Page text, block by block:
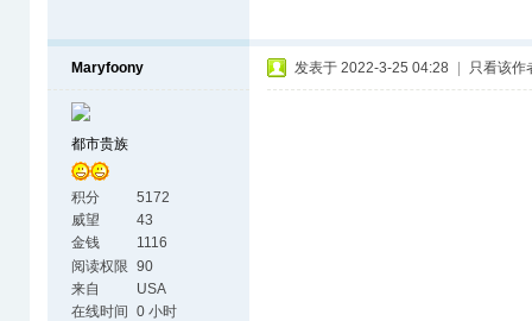
Maryfoony
都市贵族
积分
5172
威望
43
金钱
1116
阅读权限 90
来自
USA
在线时间
0 小时
发表于 2022-3-25 04:28 只看该作